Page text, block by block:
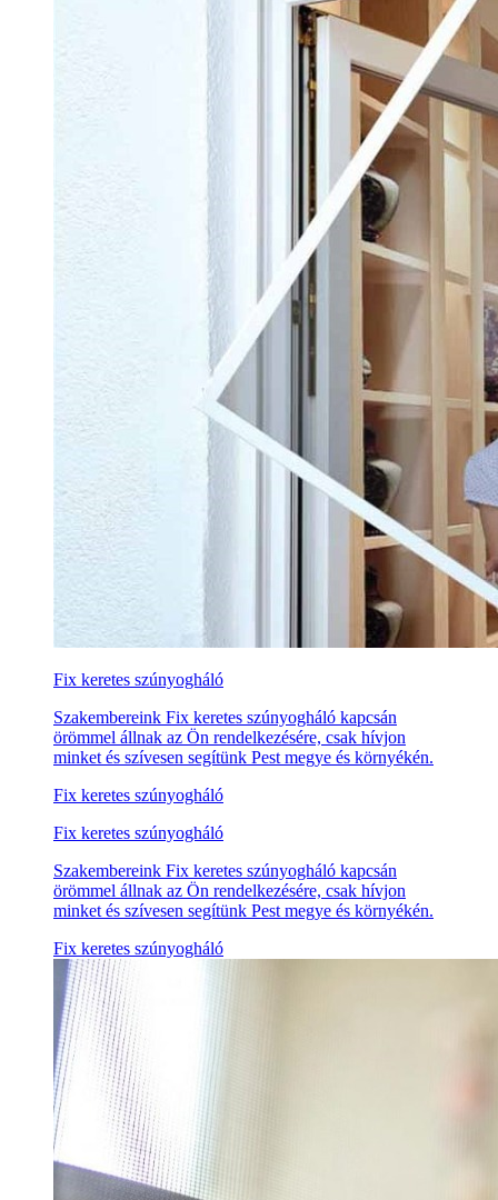
Fix keretes szúnyogháló
Szakembereink Fix keretes szúnyogháló kapcsán
örömmel állnak az Ön rendelkezésére, csak hívjon
minket és szívesen segítünk Pest megye és környékén.
Fix keretes szúnyogháló
Fix keretes szúnyogháló
Szakembereink Fix keretes szúnyogháló kapcsán
örömmel állnak az Ön rendelkezésére, csak hívjon
minket és szívesen segítünk Pest megye és környékén.
Fix keretes szúnyogháló